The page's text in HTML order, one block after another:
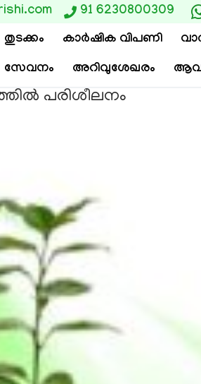
91 6230800309
തുടക്കം കാര്‍ഷിക വിപണി
സേവനം
അറിവുശേഖരം
പരിശീലനം